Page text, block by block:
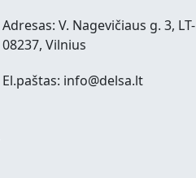
Adresas: V. Nagevičiaus g. 3, LT-
08237, Vilnius
El.paštas: info@delsa.lt